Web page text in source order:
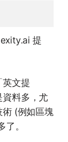
提
英文提
資料多，尤
(例如區塊
。